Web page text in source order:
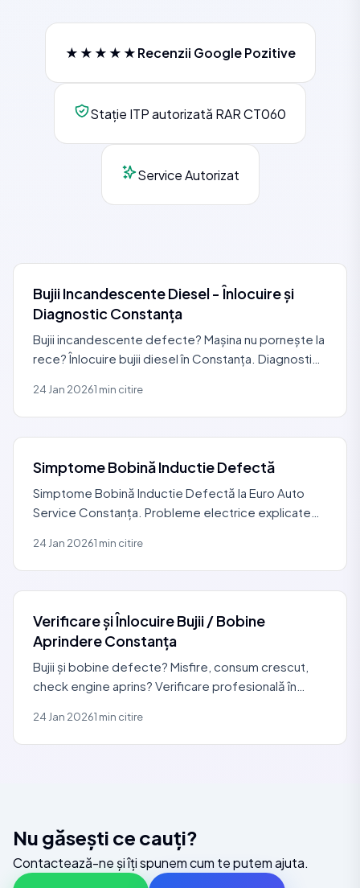
★★★★★Recenzii Google Pozitive
Stație ITP autorizată RAR CT060
Service Autorizat
Bujii Incandescente Diesel - Înlocuire și
Diagnostic Constanța
Bujii incandescente defecte? Mașina nu pornește la
rece? Înlocuire bujii diesel în Constanța. Diagnostic
12
24 Jan 20261 min citire
Simptome Bobină Inductie Defectă
Simptome Bobină Inductie Defectă la Euro Auto
Service Constanța. Probleme electrice explicate
unde e
24 Jan 20261 min citire
Verificare și Înlocuire Bujii / Bobine
Aprindere Constanța
Bujii și bobine defecte? Misfire, consum crescut,
check engine aprins? Verificare profesională în
12-24 luni!
24 Jan 20261 min citire
Nu găsești ce cauți?
Contactează-ne și îți spunem cum te putem ajuta.